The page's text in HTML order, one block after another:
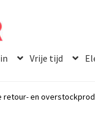
Vrije tijd
en